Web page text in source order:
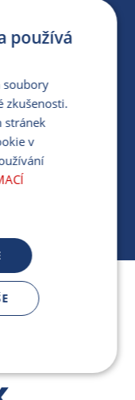
Asociace
používá
soubory
zkušenosti.
stránek
v